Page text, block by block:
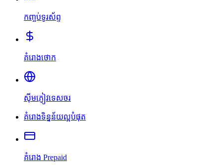
កញ្ចប់ទូរស័ព្ទ
គំរោងថោក
ស៊ីមភ្ញៀវទេសចរ
គំរោងទិន្នន័យល្អបំផុត
គំរោង Prepaid